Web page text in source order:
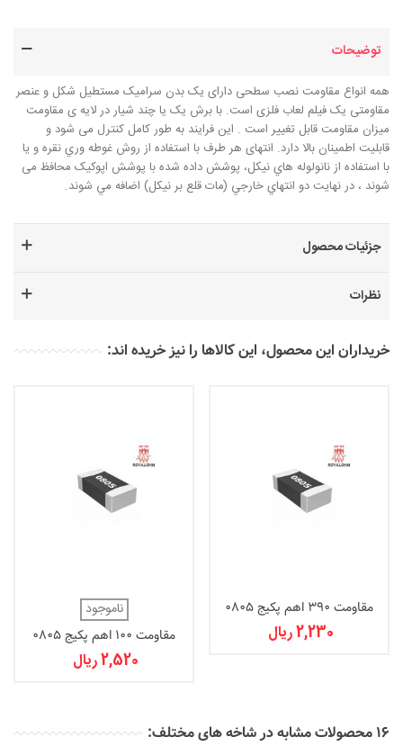
توضیحات
همه انواع مقاومت نصب سطحی دارای یک بدن سرامیک مستطیل شکل و عنصر
مقاومتی یک فیلم لعاب فلزی است. با برش یک یا چند شیار در لایه ی مقاومت
میزان مقاومت قابل تغییر است . این فرایند به طور کامل کنترل می شود و
قابلیت اطمینان بالا دارد. انتهای هر طرف با استفاده از روش غوطه وري نقره و يا
با استفاده از نانولوله هاي نيکل، پوشش داده شده با پوشش اپوکيک محافظ می
شوند ، در نهايت دو انتهاي خارجي (مات قلع بر نيکل) اضافه مي شوند.
جزئیات محصول
نظرات
خریداران این محصول، این کالاها را نیز خریده اند:
مقاومت 390 اهم پکیج 0805
2,230 ریال
ناموجود
مقاومت 100 اهم پکیج 0805
2,520 ریال
16 محصولات مشابه در شاخه های مختلف: